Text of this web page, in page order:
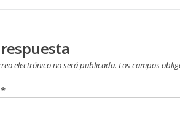
electrónico no será publicada. Los campos
*